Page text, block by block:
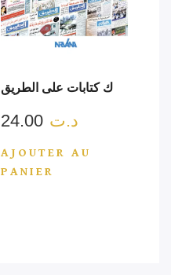
ك كتابات على الطريق
د.ت 24.00
AJOUTER AU
PANIER